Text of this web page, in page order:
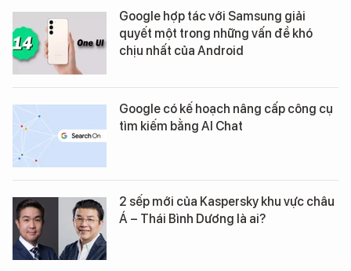
Google hợp tác với Samsung giải
quyết một trong những vấn đề khó
chịu nhất của Android
Google có kế hoạch nâng cấp công cụ
tìm kiếm bằng AI Chat
2 sếp mới của Kaspersky khu vực châu
Á – Thái Bình Dương là ai?